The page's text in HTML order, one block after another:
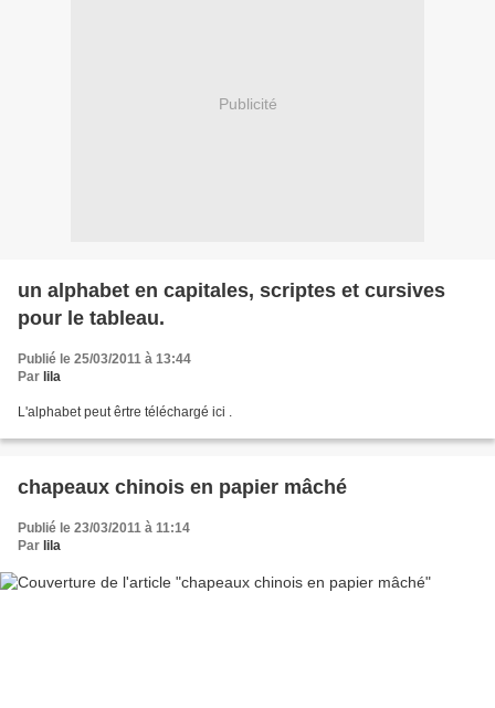
Publicité
un alphabet en capitales, scriptes et cursives
pour le tableau.
Publié le 25/03/2011 à 13:44
Par lila
L'alphabet peut êrtre téléchargé ici .
chapeaux chinois en papier mâché
Publié le 23/03/2011 à 11:14
Par lila